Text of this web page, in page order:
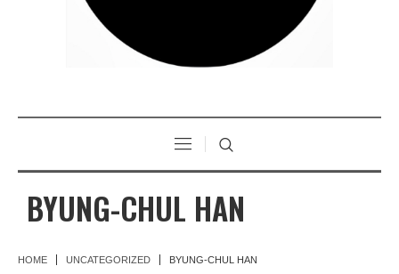
BYUNG-CHUL HAN
HOME UNCATEGORIZED BYUNG-CHUL HAN